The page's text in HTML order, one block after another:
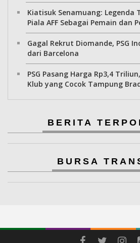
Kiatisuk Senamuang: Legenda
Piala AFF Sebagai Pemain dan
Gagal Rekrut Diomande, PSG
dari Barcelona
PSG Pasang Harga Rp3,4
Klub yang Cocok Tampung
BERITA
BURSA